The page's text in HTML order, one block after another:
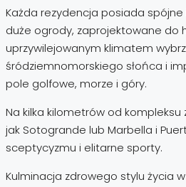
Każda rezydencja posiada spójne
duże ogrody, zaprojektowane do
uprzywilejowanym klimatem
śródziemnomorskiego słońca i
pole golfowe, morze i góry.
Na kilka kilometrów od
jak Sotogrande lub Marbella i
sceptycyzmu i elitarne sporty.
Kulminacja zdrowego stylu życia